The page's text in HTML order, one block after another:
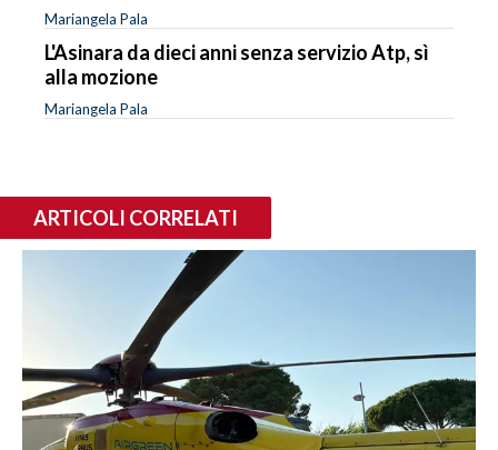
Mariangela Pala
L'Asinara da dieci anni senza servizio Atp, sì
alla mozione
Mariangela Pala
ARTICOLI CORRELATI